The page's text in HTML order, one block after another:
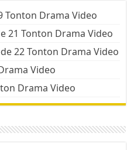
Tonton Drama Video
21 Tonton Drama Video
22 Tonton Drama Video
Video
Drama Video